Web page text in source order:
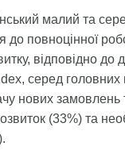
малий та
повноцінної
відповідно до
серед головних
нових замовлень
(33%) та